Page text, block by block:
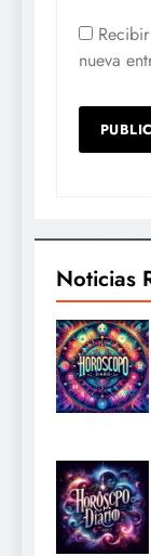
nueva
Noticias